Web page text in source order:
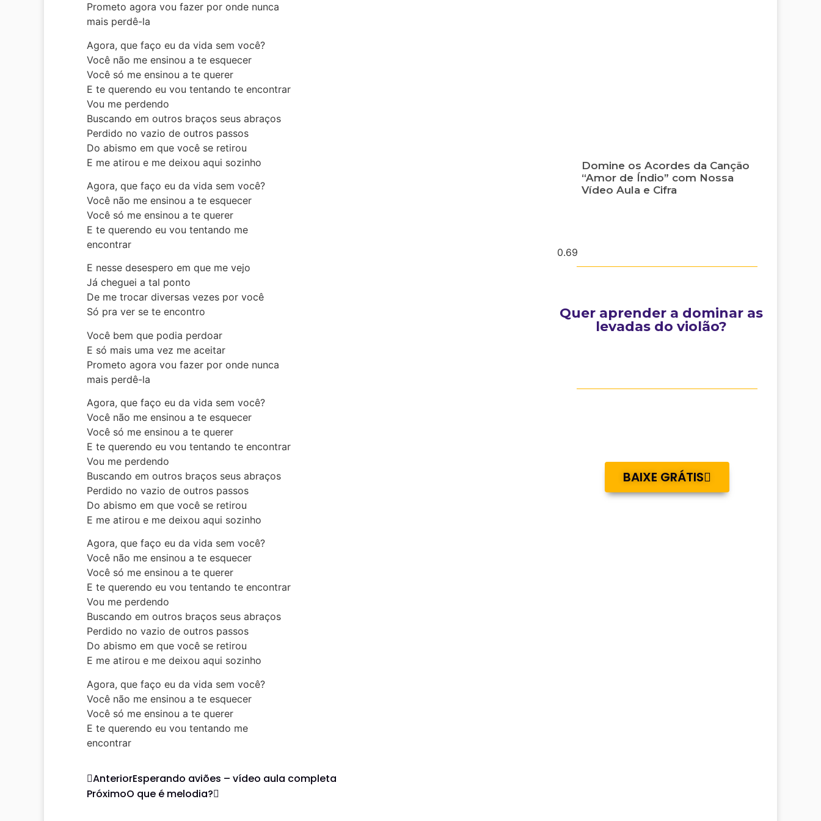
Prometo agora vou fazer por onde nunca
mais perdê-la
Agora, que faço eu da vida sem você?
Você não me ensinou a te esquecer
Você só me ensinou a te querer
E te querendo eu vou tentando te encontrar
Vou me perdendo
Buscando em outros braços seus abraços
Perdido no vazio de outros passos
Do abismo em que você se retirou
E me atirou e me deixou aqui sozinho
Agora, que faço eu da vida sem você?
Você não me ensinou a te esquecer
Você só me ensinou a te querer
E te querendo eu vou tentando me
encontrar
E nesse desespero em que me vejo
Já cheguei a tal ponto
De me trocar diversas vezes por você
Só pra ver se te encontro
Você bem que podia perdoar
E só mais uma vez me aceitar
Prometo agora vou fazer por onde nunca
mais perdê-la
Agora, que faço eu da vida sem você?
Você não me ensinou a te esquecer
Você só me ensinou a te querer
E te querendo eu vou tentando te encontrar
Vou me perdendo
Buscando em outros braços seus abraços
Perdido no vazio de outros passos
Do abismo em que você se retirou
E me atirou e me deixou aqui sozinho
Agora, que faço eu da vida sem você?
Você não me ensinou a te esquecer
Você só me ensinou a te querer
E te querendo eu vou tentando te encontrar
Vou me perdendo
Buscando em outros braços seus abraços
Perdido no vazio de outros passos
Do abismo em que você se retirou
E me atirou e me deixou aqui sozinho
Agora, que faço eu da vida sem você?
Você não me ensinou a te esquecer
Você só me ensinou a te querer
E te querendo eu vou tentando me
encontrar
AnteriorEsperando aviões – vídeo aula completa
PróximoO que é melodia?
Domine os Acordes da Canção
“Amor de Índio” com Nossa
Vídeo Aula e Cifra
Quer aprender a dominar as
levadas do violão?
BAIXE GRÁTIS